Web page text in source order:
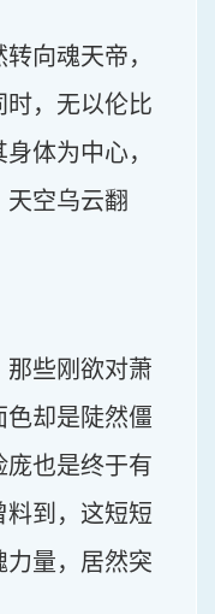
向魂天帝，
时，无以伦比
体为中心，
空乌云翻
那些刚欲对萧
色却是陡然僵
也是终于有
料到，这短短
力量，居然突